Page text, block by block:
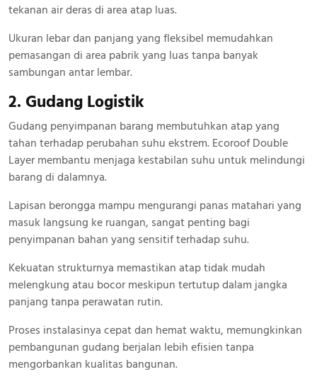
tekanan air deras di area atap luas.
Ukuran lebar dan panjang yang fleksibel memudahkan
pemasangan di area pabrik yang luas tanpa banyak
sambungan antar lembar.
2. Gudang Logistik
Gudang penyimpanan barang membutuhkan atap yang
tahan terhadap perubahan suhu ekstrem. Ecoroof Double
Layer membantu menjaga kestabilan suhu untuk melindungi
barang di dalamnya.
Lapisan berongga mampu mengurangi panas matahari yang
masuk langsung ke ruangan, sangat penting bagi
penyimpanan bahan yang sensitif terhadap suhu.
Kekuatan strukturnya memastikan atap tidak mudah
melengkung atau bocor meskipun tertutup dalam jangka
panjang tanpa perawatan rutin.
Proses instalasinya cepat dan hemat waktu, memungkinkan
pembangunan gudang berjalan lebih efisien tanpa
mengorbankan kualitas bangunan.